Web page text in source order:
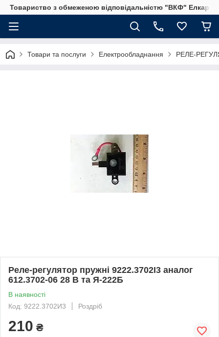
Товариство з обмеженою відповідальністю "ВКФ" Елкар"
Товари та послуги Електрообладнання РЕЛЕ-
Реле-регулятор пружні 9222.3702І3 аналог
612.3702-06 28 В та Я-222Б
В наявності
Код: 9222.3702И3
Роздріб
210 ₴